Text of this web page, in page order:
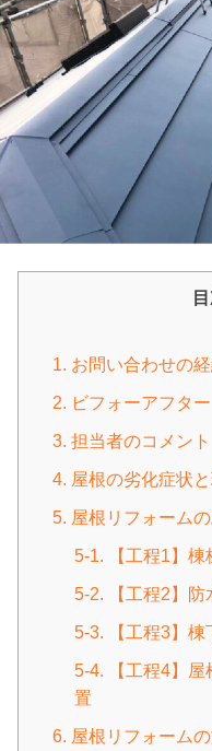
1. お問い合わせの
2. ビフォーアフター
3. 担当者のコメント
4. 屋根の劣化症状
5. 屋根リフォーム
5-1. 【工程1】棟
5-2. 【工程2】防
5-3. 【工程3】棟
5-4. 【工程4】屋
置
6. 屋根リフォーム